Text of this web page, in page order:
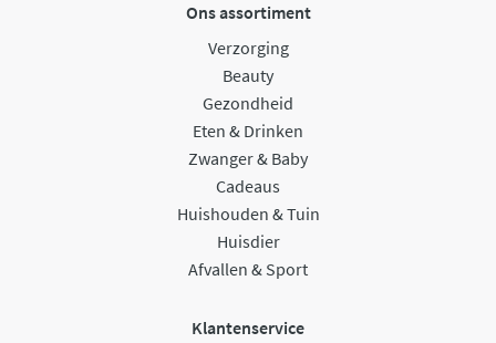
Ons assortiment
Verzorging
Beauty
Gezondheid
Eten & Drinken
Zwanger & Baby
Cadeaus
Huishouden & Tuin
Huisdier
Afvallen & Sport
Klantenservice